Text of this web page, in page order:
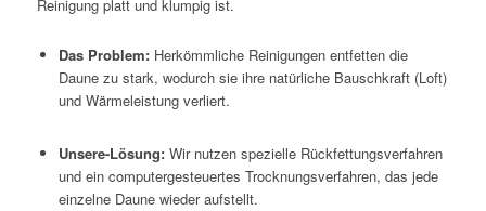
Reinigung platt und klumpig ist.
Das Problem:Herkömmliche Reinigungen entfetten die
Daune zu stark, wodurch sie ihre natürliche Bauschkraft (Loft)
und Wärmeleistung verliert.
Unsere-Lösung:Wir nutzen spezielle Rückfettungsverfahren
und ein computergesteuertes Trocknungsverfahren, das jede
einzelne Daune wieder aufstellt.